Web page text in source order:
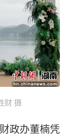
财 摄
政办董楠凭